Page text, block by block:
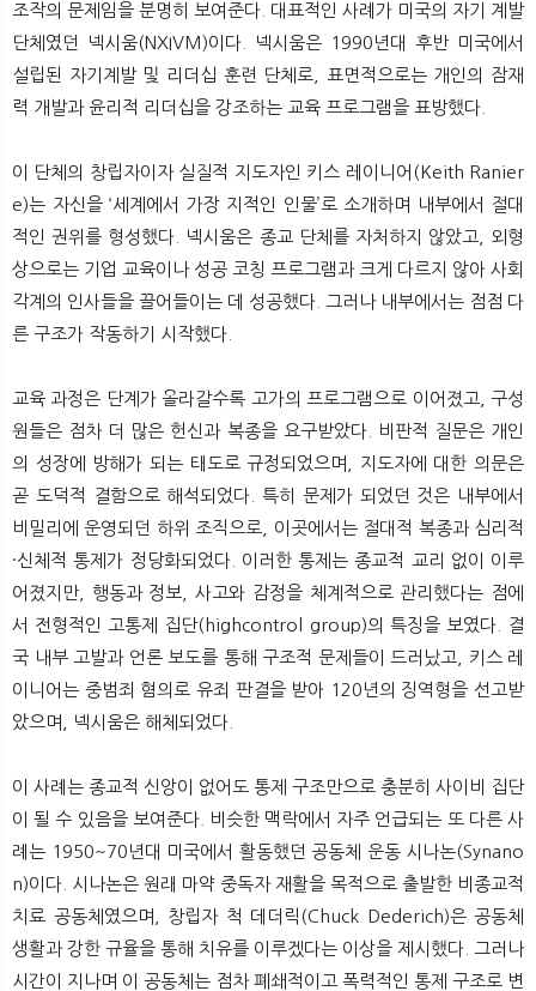
조작의 문제임을 분명히 보여준다. 대표적인 사례가 미국의 자기 계발
단체였던 넥시움(NXIVM)이다. 넥시움은 1990년대 후반 미국에서
설립된 자기계발 및 리더십 훈련 단체로, 표면적으로는 개인의 잠재
력 개발과 윤리적 리더십을 강조하는 교육 프로그램을 표방했다.
이 단체의 창립자이자 실질적 지도자인 키스 레이니어(Keith Ranier
e)는 자신을 ‘세계에서 가장 지적인 인물’로 소개하며 내부에서 절대
적인 권위를 형성했다. 넥시움은 종교 단체를 자처하지 않았고, 외형
상으로는 기업 교육이나 성공 코칭 프로그램과 크게 다르지 않아 사회
각계의 인사들을 끌어들이는 데 성공했다. 그러나 내부에서는 점점 다
른 구조가 작동하기 시작했다.
교육 과정은 단계가 올라갈수록 고가의 프로그램으로 이어졌고, 구성
원들은 점차 더 많은 헌신과 복종을 요구받았다. 비판적 질문은 개인
의 성장에 방해가 되는 태도로 규정되었으며, 지도자에 대한 의문은
곧 도덕적 결함으로 해석되었다. 특히 문제가 되었던 것은 내부에서
비밀리에 운영되던 하위 조직으로, 이곳에서는 절대적 복종과 심리적
·신체적 통제가 정당화되었다. 이러한 통제는 종교적 교리 없이 이루
어졌지만, 행동과 정보, 사고와 감정을 체계적으로 관리했다는 점에
서 전형적인 고통제 집단(highcontrol group)의 특징을 보였다. 결
국 내부 고발과 언론 보도를 통해 구조적 문제들이 드러났고, 키스 레
이니어는 중범죄 혐의로 유죄 판결을 받아 120년의 징역형을 선고받
았으며, 넥시움은 해체되었다.
이 사례는 종교적 신앙이 없어도 통제 구조만으로 충분히 사이비 집단
이 될 수 있음을 보여준다. 비슷한 맥락에서 자주 언급되는 또 다른 사
례는 1950~70년대 미국에서 활동했던 공동체 운동 시나논(Synano
n)이다. 시나논은 원래 마약 중독자 재활을 목적으로 출발한 비종교적
치료 공동체였으며, 창립자 척 데더릭(Chuck Dederich)은 공동체
생활과 강한 규율을 통해 치유를 이루겠다는 이상을 제시했다. 그러나
시간이 지나며 이 공동체는 점차 폐쇄적이고 폭력적인 통제 구조로 변